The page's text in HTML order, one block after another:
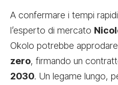
A confermare i tempi
l’esperto di mercato
Okolo potrebbe
zero, firmando un
2030. Un legame lungo,